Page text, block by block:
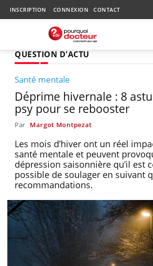
INSCRIPTION CONNEXION CONTACT
QUESTION D'ACTU
Santé mentale
Déprime hivernale : 8
psy pour se rebooster
Par Margot Montpezat
Les mois d’hiver ont un réel
santé mentale et peuvent
dépression saisonnière qu’il est
possible de soulager en suivant
recommandations.